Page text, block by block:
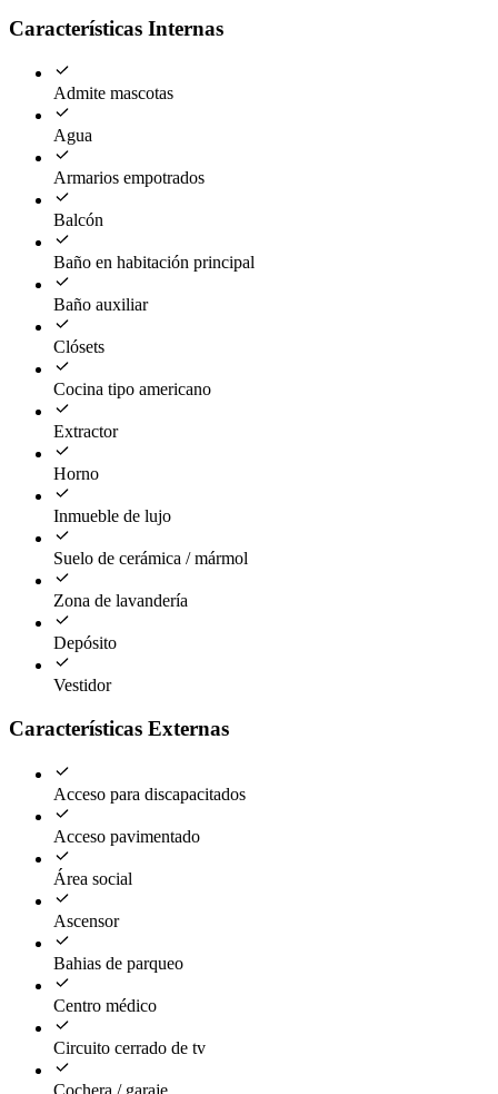
Características Internas
Admite mascotas
Agua
Armarios empotrados
Balcón
Baño en habitación principal
Baño auxiliar
Clósets
Cocina tipo americano
Extractor
Horno
Inmueble de lujo
Suelo de cerámica / mármol
Zona de lavandería
Depósito
Vestidor
Características Externas
Acceso para discapacitados
Acceso pavimentado
Área social
Ascensor
Bahias de parqueo
Centro médico
Circuito cerrado de tv
Cochera / garaje